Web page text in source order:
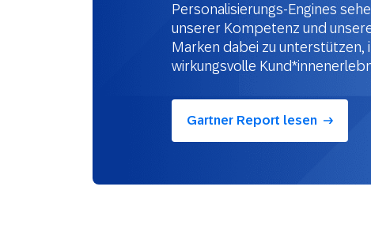
Personalisierungs-Engines
unserer Kompetenz und
Marken dabei zu unterstützen,
wirkungsvolle
Gartner Report lesen